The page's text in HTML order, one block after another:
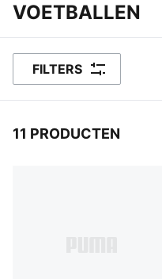
VOETBALLEN
FILTERS
11 PRODUCTEN